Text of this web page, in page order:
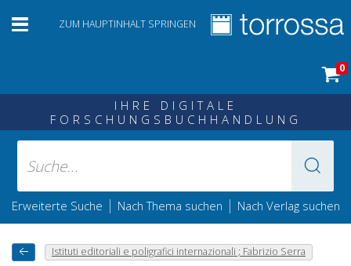
ZUM HAUPTINHALT SPRINGEN
0
IHRE DIGITALE
FORSCHUNGSBUCHHANDLUNG
Erweiterte Suche | Nach Thema suchen | Nach Verlag suchen
Istituti editoriali e poligrafici internazionali ; Fabrizio Serra